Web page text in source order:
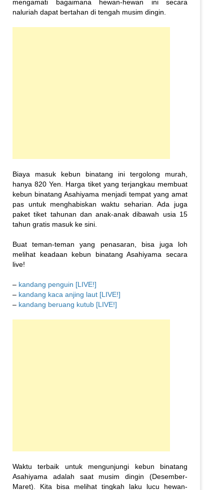
mengamati bagaimana hewan-hewan ini secara
naluriah dapat bertahan di tengah musim dingin.
Biaya masuk kebun binatang ini tergolong murah,
hanya 820 Yen. Harga tiket yang terjangkau membuat
kebun binatang Asahiyama menjadi tempat yang amat
pas untuk menghabiskan waktu seharian. Ada juga
paket tiket tahunan dan anak-anak dibawah usia 15
tahun gratis masuk ke sini.
Buat teman-teman yang penasaran, bisa juga loh
melihat keadaan kebun binatang Asahiyama secara
live!
– kandang penguin [LIVE!]
– kandang kaca anjing laut [LIVE!]
– kandang beruang kutub [LIVE!]
Waktu terbaik untuk mengunjungi kebun binatang
Asahiyama adalah saat musim dingin (Desember-
Maret). Kita bisa melihat tingkah laku lucu hewan-